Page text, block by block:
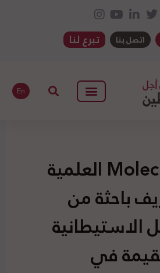
اتصل بنا تبرع لنا
En
مجلة Molecules العلمية
باحثة من
الاستيطانية
في